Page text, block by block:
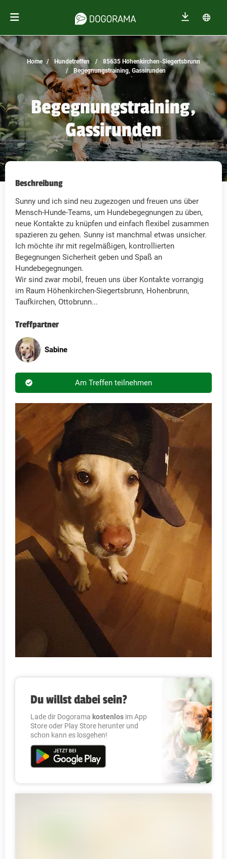
Home Hundetreffen
85635 Höhenkirchen-Siegertsbrunn
Begegnungstraining, Gassirunden
Begegnungstraining,
Gassirunden
Beschreibung
Sunny und ich sind neu zugezogen und freuen uns über
Mensch-Hunde-Teams, um Hundebegegnungen zu üben,
neue Kontakte zu knüpfen und einfach flexibel zusammen
spazieren zu gehen. Sunny ist manchmal etwas unsicher.
Ich möchte ihr mit regelmäßigen, kontrollierten
Begegnungen Sicherheit geben und Spaß an
Hundebegegnungen.
Wir sind zwar mobil, freuen uns über Kontakte vorrangig
im Raum Höhenkirchen-Siegertsbrunn, Hohenbrunn,
Taufkirchen, Ottobrunn...
Treffpartner
Sabine
Am Treffen teilnehmen
Du willst dabei sein?
Lade dir Dogorama kostenlos im App
Store oder Play Store herunter und
schon kann es losgehen!